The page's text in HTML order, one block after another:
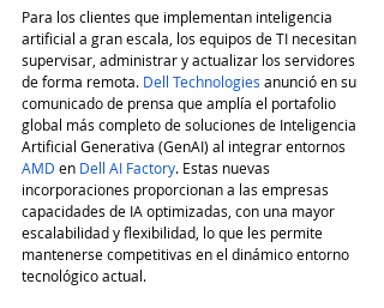
Para los clientes que implementan inteligencia
artificial a gran escala, los equipos de TI necesitan
supervisar, administrar y actualizar los servidores
de forma remota. Dell Technologies anunció en su
comunicado de prensa que amplía el portafolio
global más completo de soluciones de Inteligencia
Artificial Generativa (GenAI) al integrar entornos
AMD en Dell AI Factory. Estas nuevas
incorporaciones proporcionan a las empresas
capacidades de IA optimizadas, con una mayor
escalabilidad y flexibilidad, lo que les permite
mantenerse competitivas en el dinámico entorno
tecnológico actual.